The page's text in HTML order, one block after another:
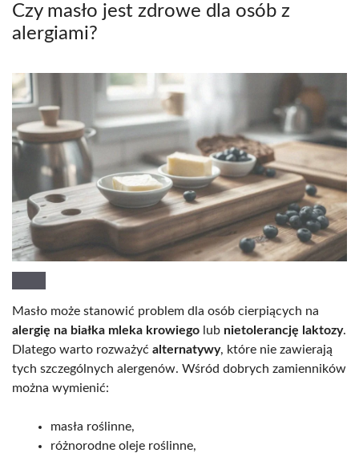
Czy masło jest zdrowe dla osób z
alergiami?
Masło może stanowić problem dla osób cierpiących na
alergię na białka mleka krowiego lub nietolerancję laktozy.
Dlatego warto rozważyć alternatywy, które nie zawierają
tych szczególnych alergenów. Wśród dobrych zamienników
można wymienić:
masła roślinne,
różnorodne oleje roślinne,